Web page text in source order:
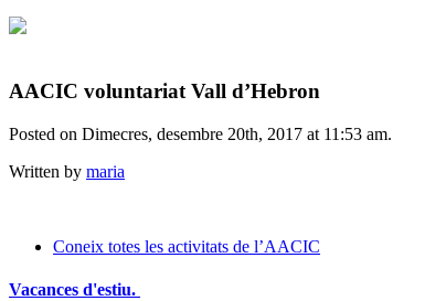
AACIC voluntariat Vall d’Hebron
Posted on Dimecres, desembre 20th, 2017 at 11:53 am.
Written by maria
Coneix totes les activitats de l’AACIC
Vacances d'estiu.